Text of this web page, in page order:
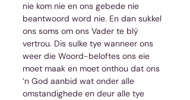
nie kom nie en ons gebede nie
beantwoord word nie. En dan sukkel
ons soms om ons Vader te blý
vertrou. Dis sulke tye wanneer ons
weer die Woord-beloftes ons eie
moet maak en moet onthou dat ons
‘n God aanbid wat onder alle
omstandighede en deur alle tye